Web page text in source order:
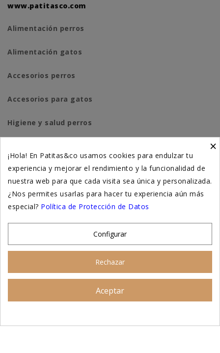
www.patitasco.com
Alimentación perros
Alimentación gatos
Accesorios perros
Accesorios para gatos
Higiene y salud perros
Suplementación natural
Otros
×
¡Hola! En Patitas&co usamos cookies para endulzar tu
experiencia y mejorar el rendimiento y la funcionalidad de
nuestra web para que cada visita sea única y personalizada.
¿Nos permites usarlas para hacer tu experiencia aún más
especial? Política de Protección de Datos
Configurar
Rechazar
Aceptar